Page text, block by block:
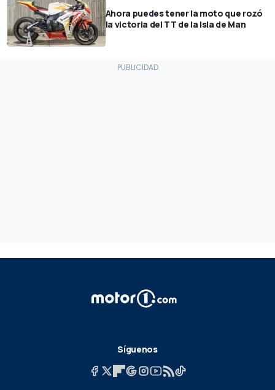
Ahora puedes tener la moto que rozó
la victoria del TT de la Isla de Man
Síguenos